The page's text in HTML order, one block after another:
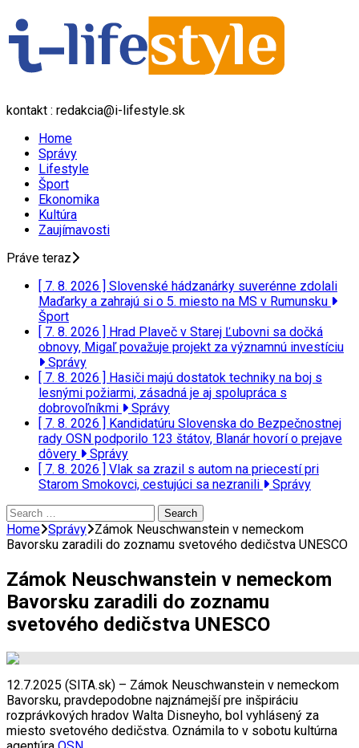
kontakt : redakcia@i-lifestyle.sk
Home
Správy
Lifestyle
Šport
Ekonomika
Kultúra
Zaujímavosti
Práve teraz
[ 7. 8. 2026 ] Slovenské hádzanárky suverénne zdolali
Maďarky a zahrajú si o 5. miesto na MS v Rumunsku
Šport
[ 7. 8. 2026 ] Hrad Plaveč v Starej Ľubovni sa dočká
obnovy, Migaľ považuje projekt za významnú investíciu
Správy
[ 7. 8. 2026 ] Hasiči majú dostatok techniky na boj s
lesnými požiarmi, zásadná je aj spolupráca s
dobrovoľníkmi
Správy
[ 7. 8. 2026 ] Kandidatúru Slovenska do Bezpečnostnej
rady OSN podporilo 123 štátov, Blanár hovorí o prejave
dôvery
Správy
[ 7. 8. 2026 ] Vlak sa zrazil s autom na priecestí pri
Starom Smokovci, cestujúci sa nezranili
Správy
Search
for:
Home Správy Zámok Neuschwanstein v nemeckom
Bavorsku zaradili do zoznamu svetového dedičstva UNESCO
Zámok Neuschwanstein v nemeckom
Bavorsku zaradili do zoznamu
svetového dedičstva UNESCO
12.7.2025 (SITA.sk) – Zámok Neuschwanstein v nemeckom
Bavorsku, pravdepodobne najznámejší pre inšpiráciu
rozprávkových hradov Walta Disneyho, bol vyhlásený za
miesto svetového dedičstva. Oznámila to v sobotu kultúrna